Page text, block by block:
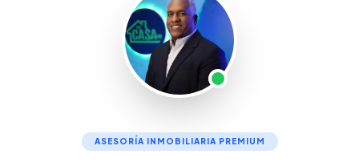
ASESORÍA INMOBILIARIA PREMIUM